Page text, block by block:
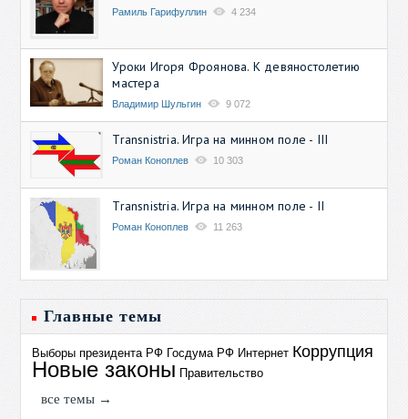
Рамиль Гарифуллин 4 234
Уроки Игоря Фроянова. К девяностолетию
мастера
Владимир Шульгин 9 072
Transnistria. Игра на минном поле - III
Роман Коноплев 10 303
Transnistria. Игра на минном поле - II
Роман Коноплев 11 263
Главные темы
Выборы президента РФ Госдума РФ Интернет Коррупция
Новые законы Правительство
все темы →